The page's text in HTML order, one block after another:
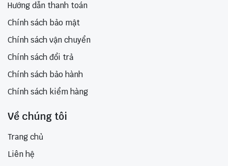
Hướng dẫn thanh toán
Chính sách bảo mật
Chính sách vận chuyển
Chính sách đổi trả
Chính sách bảo hành
Chính sách kiểm hàng
Về chúng tôi
Trang chủ
Liên hệ